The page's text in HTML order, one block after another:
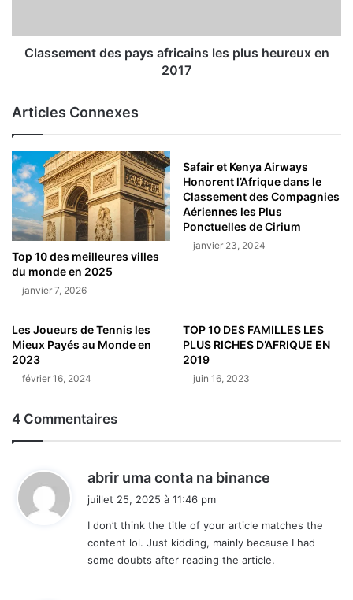
Classement des pays africains les plus heureux en
2017
Articles Connexes
Top 10 des meilleures villes
du monde en 2025
janvier 7, 2026
Safair et Kenya Airways
Honorent l’Afrique dans le
Classement des Compagnies
Aériennes les Plus
Ponctuelles de Cirium
janvier 23, 2024
Les Joueurs de Tennis les
Mieux Payés au Monde en
2023
février 16, 2024
TOP 10 DES FAMILLES LES
PLUS RICHES D’AFRIQUE EN
2019
juin 16, 2023
4 Commentaires
abrir uma conta na binance
:
juillet 25, 2025 à 11:46 pm
I don’t think the title of your article matches the
content lol. Just kidding, mainly because I had
some doubts after reading the article.